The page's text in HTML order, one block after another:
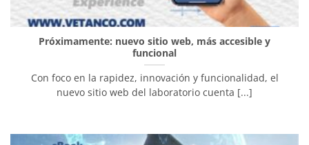
Próximamente: nuevo sitio web, más accesible y
funcional
Con foco en la rapidez, innovación y funcionalidad, el
nuevo sitio web del laboratorio cuenta [...]